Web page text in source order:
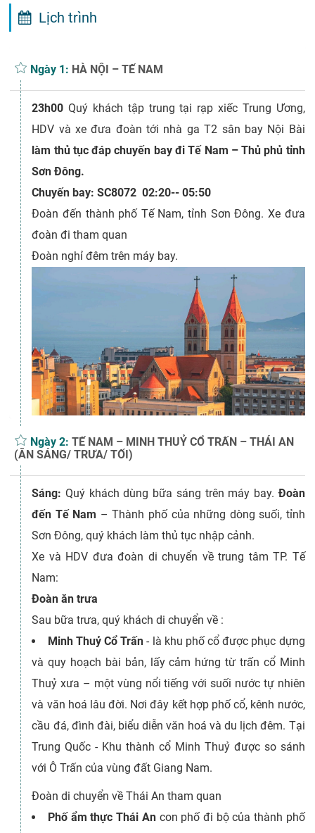
Lịch trình
Ngày 1: HÀ NỘI – TẾ NAM
23h00Quý khách tập trung tại rạp xiếc Trung Ương,
HDV và xe đưa đoàn tới nhà ga T2 sân bay Nội Bài
làm thủ tục đáp chuyến bay đi Tế Nam – Thủ phủ tỉnh
Sơn Đông.
Chuyến bay: SC8072 02:20-- 05:50
Đoàn đến thành phố Tế Nam, tỉnh Sơn Đông. Xe đưa
đoàn đi tham quan
Đoàn nghỉ đêm trên máy bay.
Ngày 2:TẾ NAM – MINH THUỶ CỔ TRẤN – THÁI AN
(ĂN SÁNG/ TRƯA/ TỐI)
Sáng: Quý khách dùng bữa sáng trên máy bay.Đoàn
đến Tế Nam – Thành phố của những dòng suối, tỉnh
Sơn Đông, quý khách làm thủ tục nhập cảnh.
Xe và HDV đưa đoàn di chuyển về trung tâm TP. Tế
Nam:
Đoàn ăn trưa
Sau bữa trưa, quý khách di chuyển về :
Minh Thuỷ Cổ Trấn- là khu phố cổ được phục dựng
và quy hoạch bài bản, lấy cảm hứng từ trấn cổ Minh
Thuỷ xưa – một vùng nổi tiếng với suối nước tự nhiên
và văn hoá lâu đời. Nơi đây kết hợp phố cổ, kênh nước,
cầu đá, đình đài, biểu diễn văn hoá và du lịch đêm. Tại
Trung Quốc - Khu thành cổ Minh Thuỷ được so sánh
với Ô Trấn của vùng đất Giang Nam.
Đoàn di chuyển về Thái An tham quan
Phố ẩm thực Thái An con phố đi bộ của thành phố